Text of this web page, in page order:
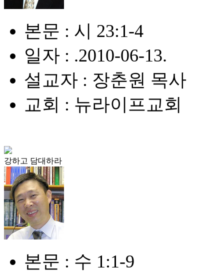
본문 : 시 23:1-4
일자 : .2010-06-13.
설교자 : 장춘원 목사
교회 : 뉴라이프교회
강하고 담대하라
본문 : 수 1:1-9